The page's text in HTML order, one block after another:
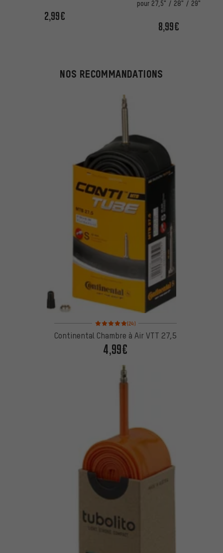
2,99€
pour 27,5" / 28" / 29"
8,99€
NOS RECOMMANDATIONS
Note moyenne : 5 sur 5 d'après 24 avis
(24)
Continental Chambre à Air VTT 27,5
4,99€